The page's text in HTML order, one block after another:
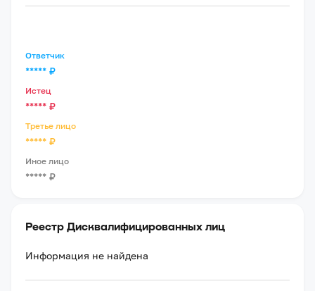
Ответчик
***** ₽
Истец
***** ₽
Третье лицо
***** ₽
Иное лицо
***** ₽
Реестр Дисквалифицированных лиц
Информация не найдена